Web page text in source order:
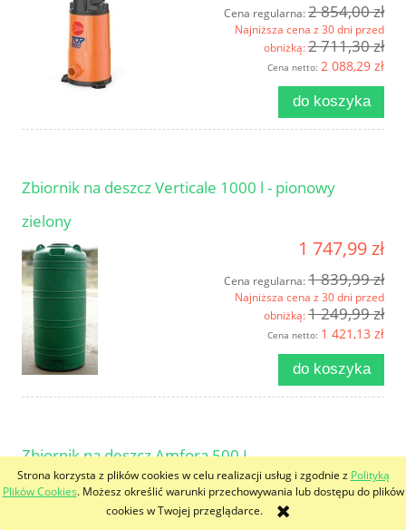
Strona korzysta z plików cookies w celu realizacji usług i zgodnie z Polityką
Plików Cookies. Możesz określić warunki przechowywania lub dostępu do plików
cookies w Twojej przeglądarce.
Cena regularna:2 854,00 zł
Najniższa cena z 30 dni przed
obniżką:2 711,30 zł
Cena netto: 2 088,29 zł
do koszyka
Zbiornik na deszcz Verticale 1000 l - pionowy
zielony
1 747,99 zł
Cena regularna:1 839,99 zł
Najniższa cena z 30 dni przed
obniżką:1 249,99 zł
Cena netto: 1 421,13 zł
do koszyka
Zbiornik na deszcz Amfora 500 L
1 271,82 zł
Cena regularna: